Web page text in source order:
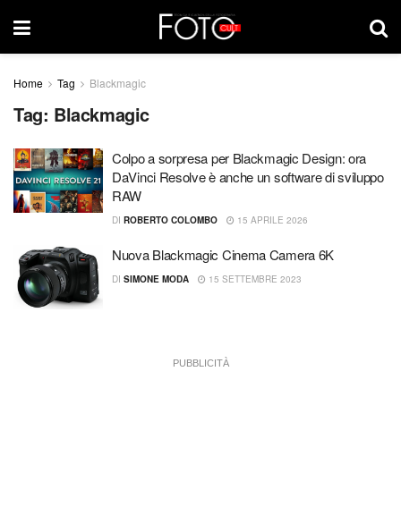
Home Tag Blackmagic
Tag: Blackmagic
Colpo a sorpresa per Blackmagic Design: ora
DaVinci Resolve è anche un software di sviluppo
RAW
DI ROBERTO COLOMBO 15 APRILE 2026
Nuova Blackmagic Cinema Camera 6K
DI SIMONE MODA 15 SETTEMBRE 2023
PUBBLICITÀ